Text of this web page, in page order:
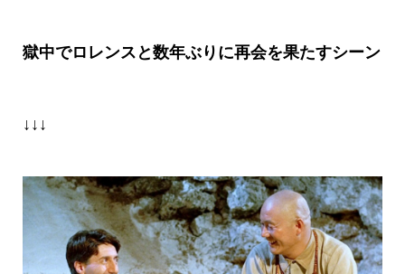
獄中でロレンスと数年ぶりに再会を果たすシーン
↓↓↓